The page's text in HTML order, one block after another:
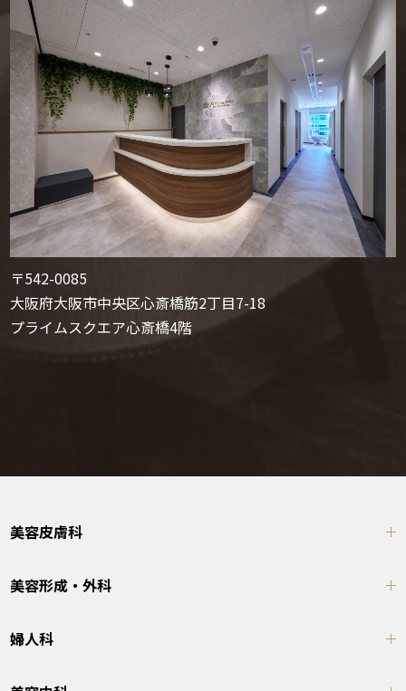
〒542-0085
大阪府大阪市中央区心斎橋筋2丁目7-18
プライムスクエア心斎橋4階
美容皮膚科
美容形成・外科
婦人科